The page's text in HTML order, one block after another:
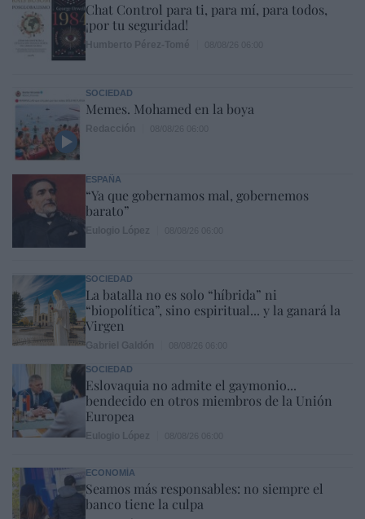
Chat Control para ti, para mí, para todos,
¡por tu seguridad!
SOCIEDAD
Memes. Mohamed en la boya
ESPAÑA
“Ya que gobernamos mal, gobernemos
barato”
SOCIEDAD
La batalla no es solo “híbrida” ni
“biopolítica”, sino espiritual... y la ganará la
Virgen
SOCIEDAD
Eslovaquia no admite el gaymonio...
bendecido en otros miembros de la Unión
Europea
ECONOMÍA
Seamos más responsables: no siempre el
banco tiene la culpa